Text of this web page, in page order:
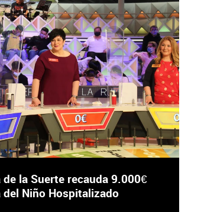
de la Suerte recauda 9.000€
del Niño Hospitalizado